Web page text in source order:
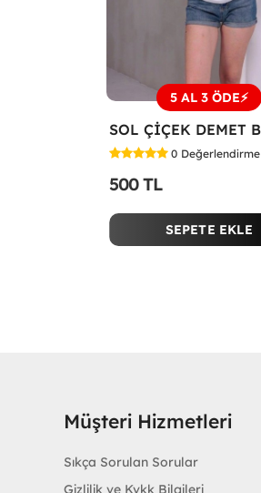
5 AL 3 ÖDE⚡
0 Değerlendirme
500 TL
SEPETE EKLE
Müşteri Hizmetleri
Sıkça Sorulan Sorular
Gizlilik ve Kvkk Bilgileri